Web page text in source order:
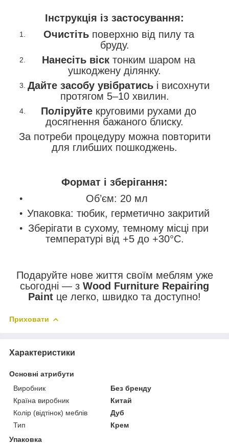
Інструкція із застосування:
Очистітьповерхню від пилу та
бруду.
Нанесіть віск тонким шаром на
ушкоджену ділянку.
Дайте засобу увібратись і висохнути
протягом 5–10 хвилин.
Поліруйте круговими рухами до
досягнення бажаного блиску.
За потреби процедуру можна повторити
для глибших пошкоджень.
Формат і зберігання:
Об’єм: 20 мл
Упаковка: тюбик, герметично закритий
Зберігати в сухому, темному місці при
температурі від +5 до +30°C.
Подаруйте нове життя своїм меблям уже
сьогодні — з Wood Furniture Repairing
Paint це легко, швидко та доступно!
Приховати
Характеристики
Основні атрибути
Виробник
Без бренду
Країна виробник
Китай
Колір (відтінок) меблів
Дуб
Тип
Крем
Упаковка